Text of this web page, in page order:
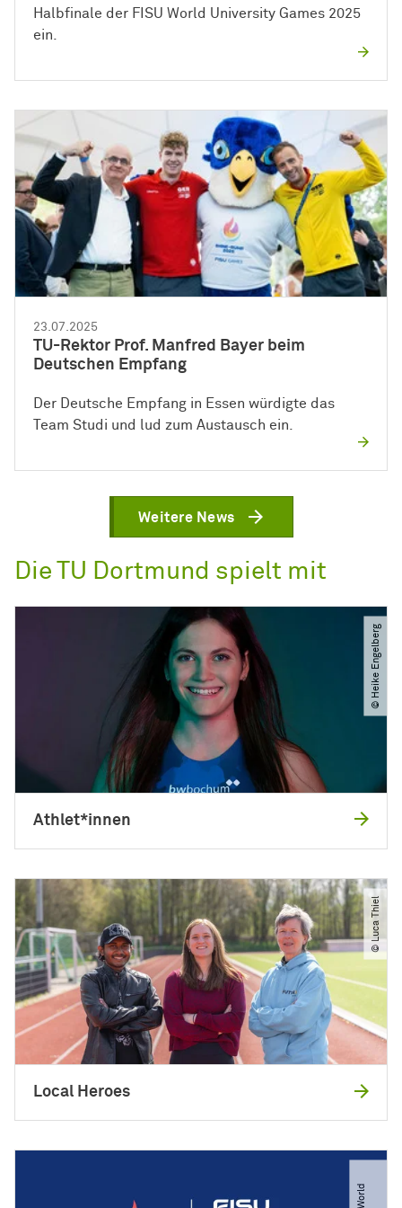
Halbfinale der FISU World University Games 2025
ein.
23.07.2025
TU-Rektor Prof. Manfred Bayer beim
Deutschen Empfang
Der Deutsche Empfang in Essen würdigte das
Team Studi und lud zum Austausch ein.
Weitere News
Die TU Dortmund spielt mit
© Heike Engelberg
Athlet*innen
© Luca Thiel
Local Heroes